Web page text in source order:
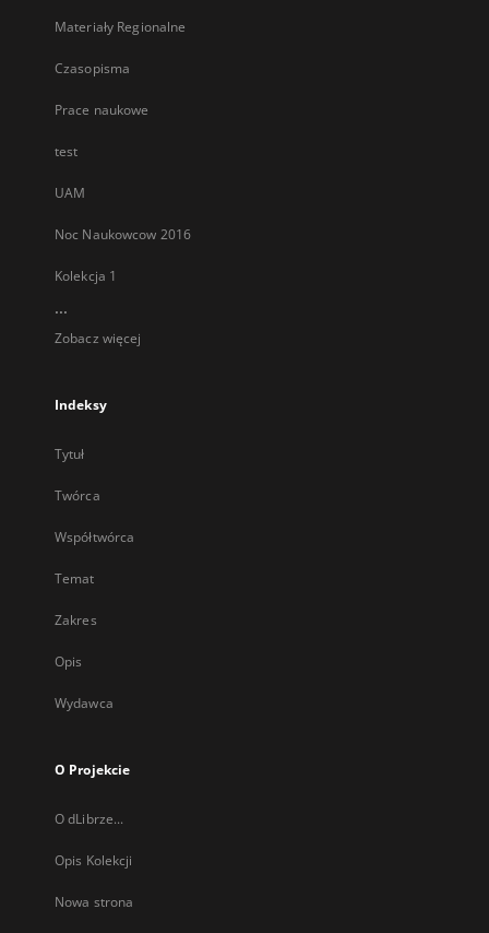
Materiały Regionalne
Czasopisma
Prace naukowe
test
UAM
Noc Naukowcow 2016
Kolekcja 1
...
Zobacz więcej
Indeksy
Tytuł
Twórca
Współtwórca
Temat
Zakres
Opis
Wydawca
O Projekcie
O dLibrze...
Opis Kolekcji
Nowa strona